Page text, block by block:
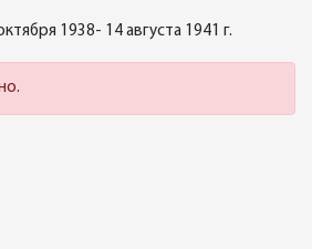
1938- 14 августа 1941 г.